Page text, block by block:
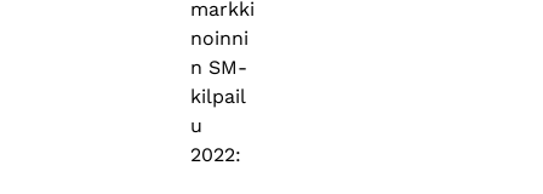
markki
noinni
n SM-
kilpail
u
2022: